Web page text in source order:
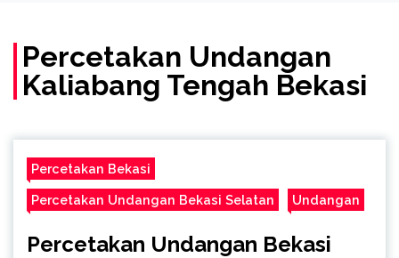
Percetakan Undangan
Kaliabang Tengah Bekasi
Percetakan Bekasi
Percetakan Undangan Bekasi Selatan Undangan
Percetakan Undangan Bekasi